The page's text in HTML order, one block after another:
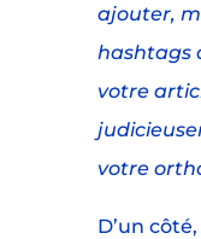
ajouter,
hashtags
votre
votre
D’un